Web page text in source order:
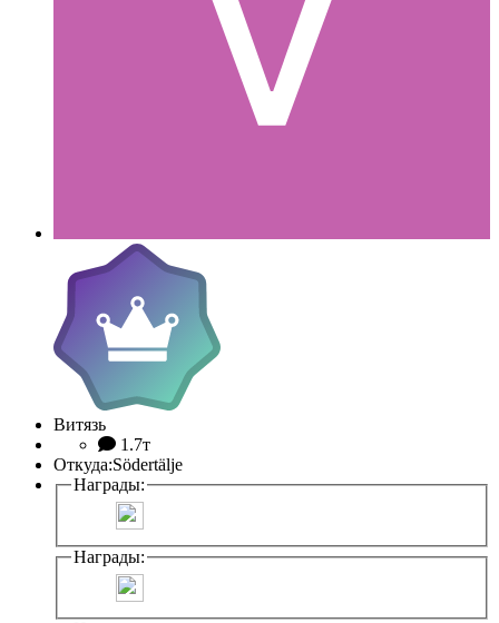
Витязь
1.7т
Откуда:Södertälje
Награды:
Награды: